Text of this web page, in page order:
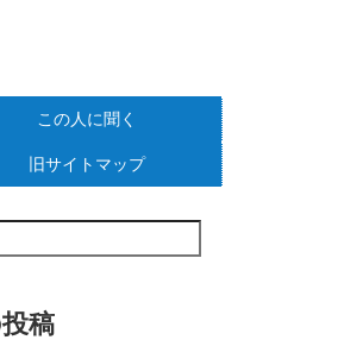
この人に聞く
旧サイトマップ
稿